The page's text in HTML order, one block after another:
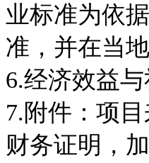
业标准为依
准，并在当
6.经济效益
7.附件：项
财务证明，